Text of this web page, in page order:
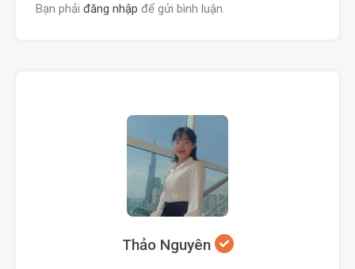
Bạn phải đăng nhập để gửi bình luận.
Thảo Nguyên